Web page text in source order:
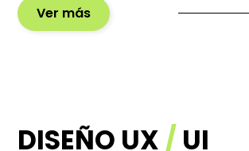
Ver más
DISEÑO UX/ UI